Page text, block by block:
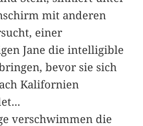
mit anderen
einer
Jane die intelligible
bevor sie sich
Kalifornien
verschwimmen die